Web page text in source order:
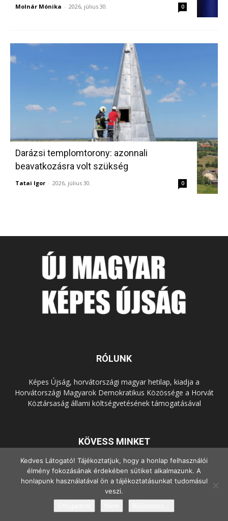
Molnár Mónika - 2026, július 30. 0
Darázsi templomtorony: azonnali
beavatkozásra volt szükség
Tatai Igor - 2026, július 30. 0
RÓLUNK
Képes Újság, horvátországi magyar hetilap, kiadja a
Horvátországi Magyarok Demokratikus Közössége a Horvát
Köztársaság állami költségvetésének támogatásával
KÖVESS MINKET
© Copyright - 2022 Minden jog fenntartva.
Kedves Látogató! Tájékoztatjuk, hogy a honlap felhasználói
élmény fokozásának érdekében sütiket alkalmazunk. A
honlapunk használatával ön a tájékoztatásunkat tudomásul
veszi.